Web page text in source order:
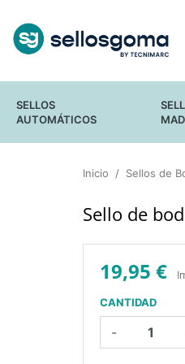
SELLOS
AUTOMÁTICOS
FECHADORES
OCULTAR DATOS
Inicio Sellos de
Sello de
19,95 €
CANTIDAD
-